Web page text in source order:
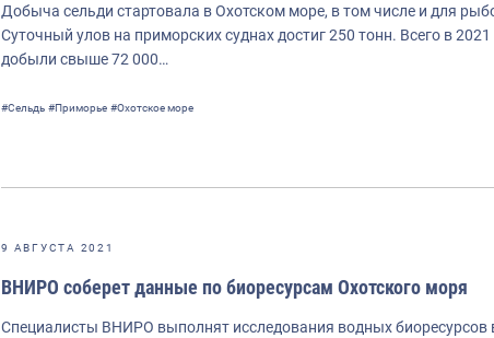
Добыча сельди стартовала в Охотском море, в том числе и для
Суточный улов на приморских суднах достиг 250 тонн. Всего в
добыли свыше 72 000…
#Сельдь #Приморье #Охотское море
9 АВГУСТА 2021
ВНИРО соберет данные по биоресурсам Охотского моря
Специалисты ВНИРО выполнят исследования водных биоресурсов